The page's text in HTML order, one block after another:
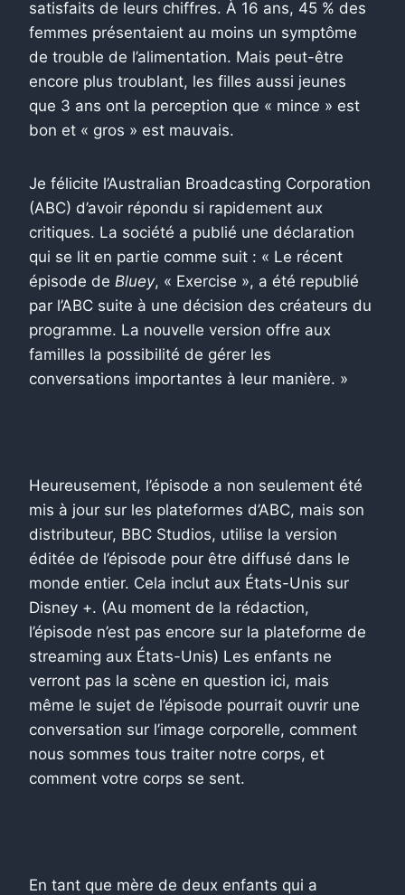
satisfaits de leurs chiffres. À 16 ans, 45 % des
femmes présentaient au moins un symptôme
de trouble de l’alimentation. Mais peut-être
encore plus troublant, les filles aussi jeunes
que 3 ans ont la perception que « mince » est
bon et « gros » est mauvais.
Je félicite l’Australian Broadcasting Corporation
(ABC) d’avoir répondu si rapidement aux
critiques. La société a publié une déclaration
qui se lit en partie comme suit : « Le récent
épisode de Bluey, « Exercise », a été republié
par l’ABC suite à une décision des créateurs du
programme. La nouvelle version offre aux
familles la possibilité de gérer les
conversations importantes à leur manière. »
Heureusement, l’épisode a non seulement été
mis à jour sur les plateformes d’ABC, mais son
distributeur, BBC Studios, utilise la version
éditée de l’épisode pour être diffusé dans le
monde entier. Cela inclut aux États-Unis sur
Disney +. (Au moment de la rédaction,
l’épisode n’est pas encore sur la plateforme de
streaming aux États-Unis) Les enfants ne
verront pas la scène en question ici, mais
même le sujet de l’épisode pourrait ouvrir une
conversation sur l’image corporelle, comment
nous sommes tous traiter notre corps, et
comment votre corps se sent.
En tant que mère de deux enfants qui a